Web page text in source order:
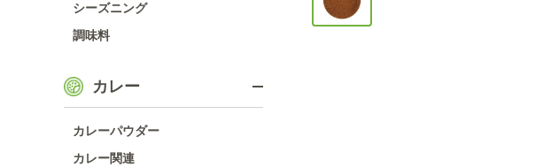
シーズニング
調味料
カレー
カレーパウダー
カレー関連